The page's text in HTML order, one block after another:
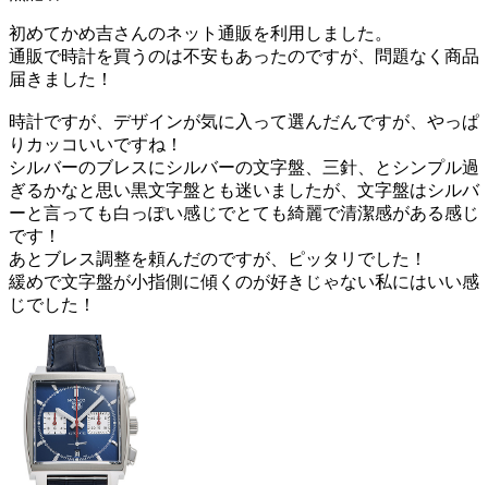
初めてかめ吉さんのネット通販を利用しました。
通販で時計を買うのは不安もあったのですが、問題なく商品
届きました！
時計ですが、デザインが気に入って選んだんですが、やっぱ
りカッコいいですね！
シルバーのブレスにシルバーの文字盤、三針、とシンプル過
ぎるかなと思い黒文字盤とも迷いましたが、文字盤はシルバ
ーと言っても白っぽい感じでとても綺麗で清潔感がある感じ
です！
あとブレス調整を頼んだのですが、ピッタリでした！
緩めで文字盤が小指側に傾くのが好きじゃない私にはいい感
じでした！